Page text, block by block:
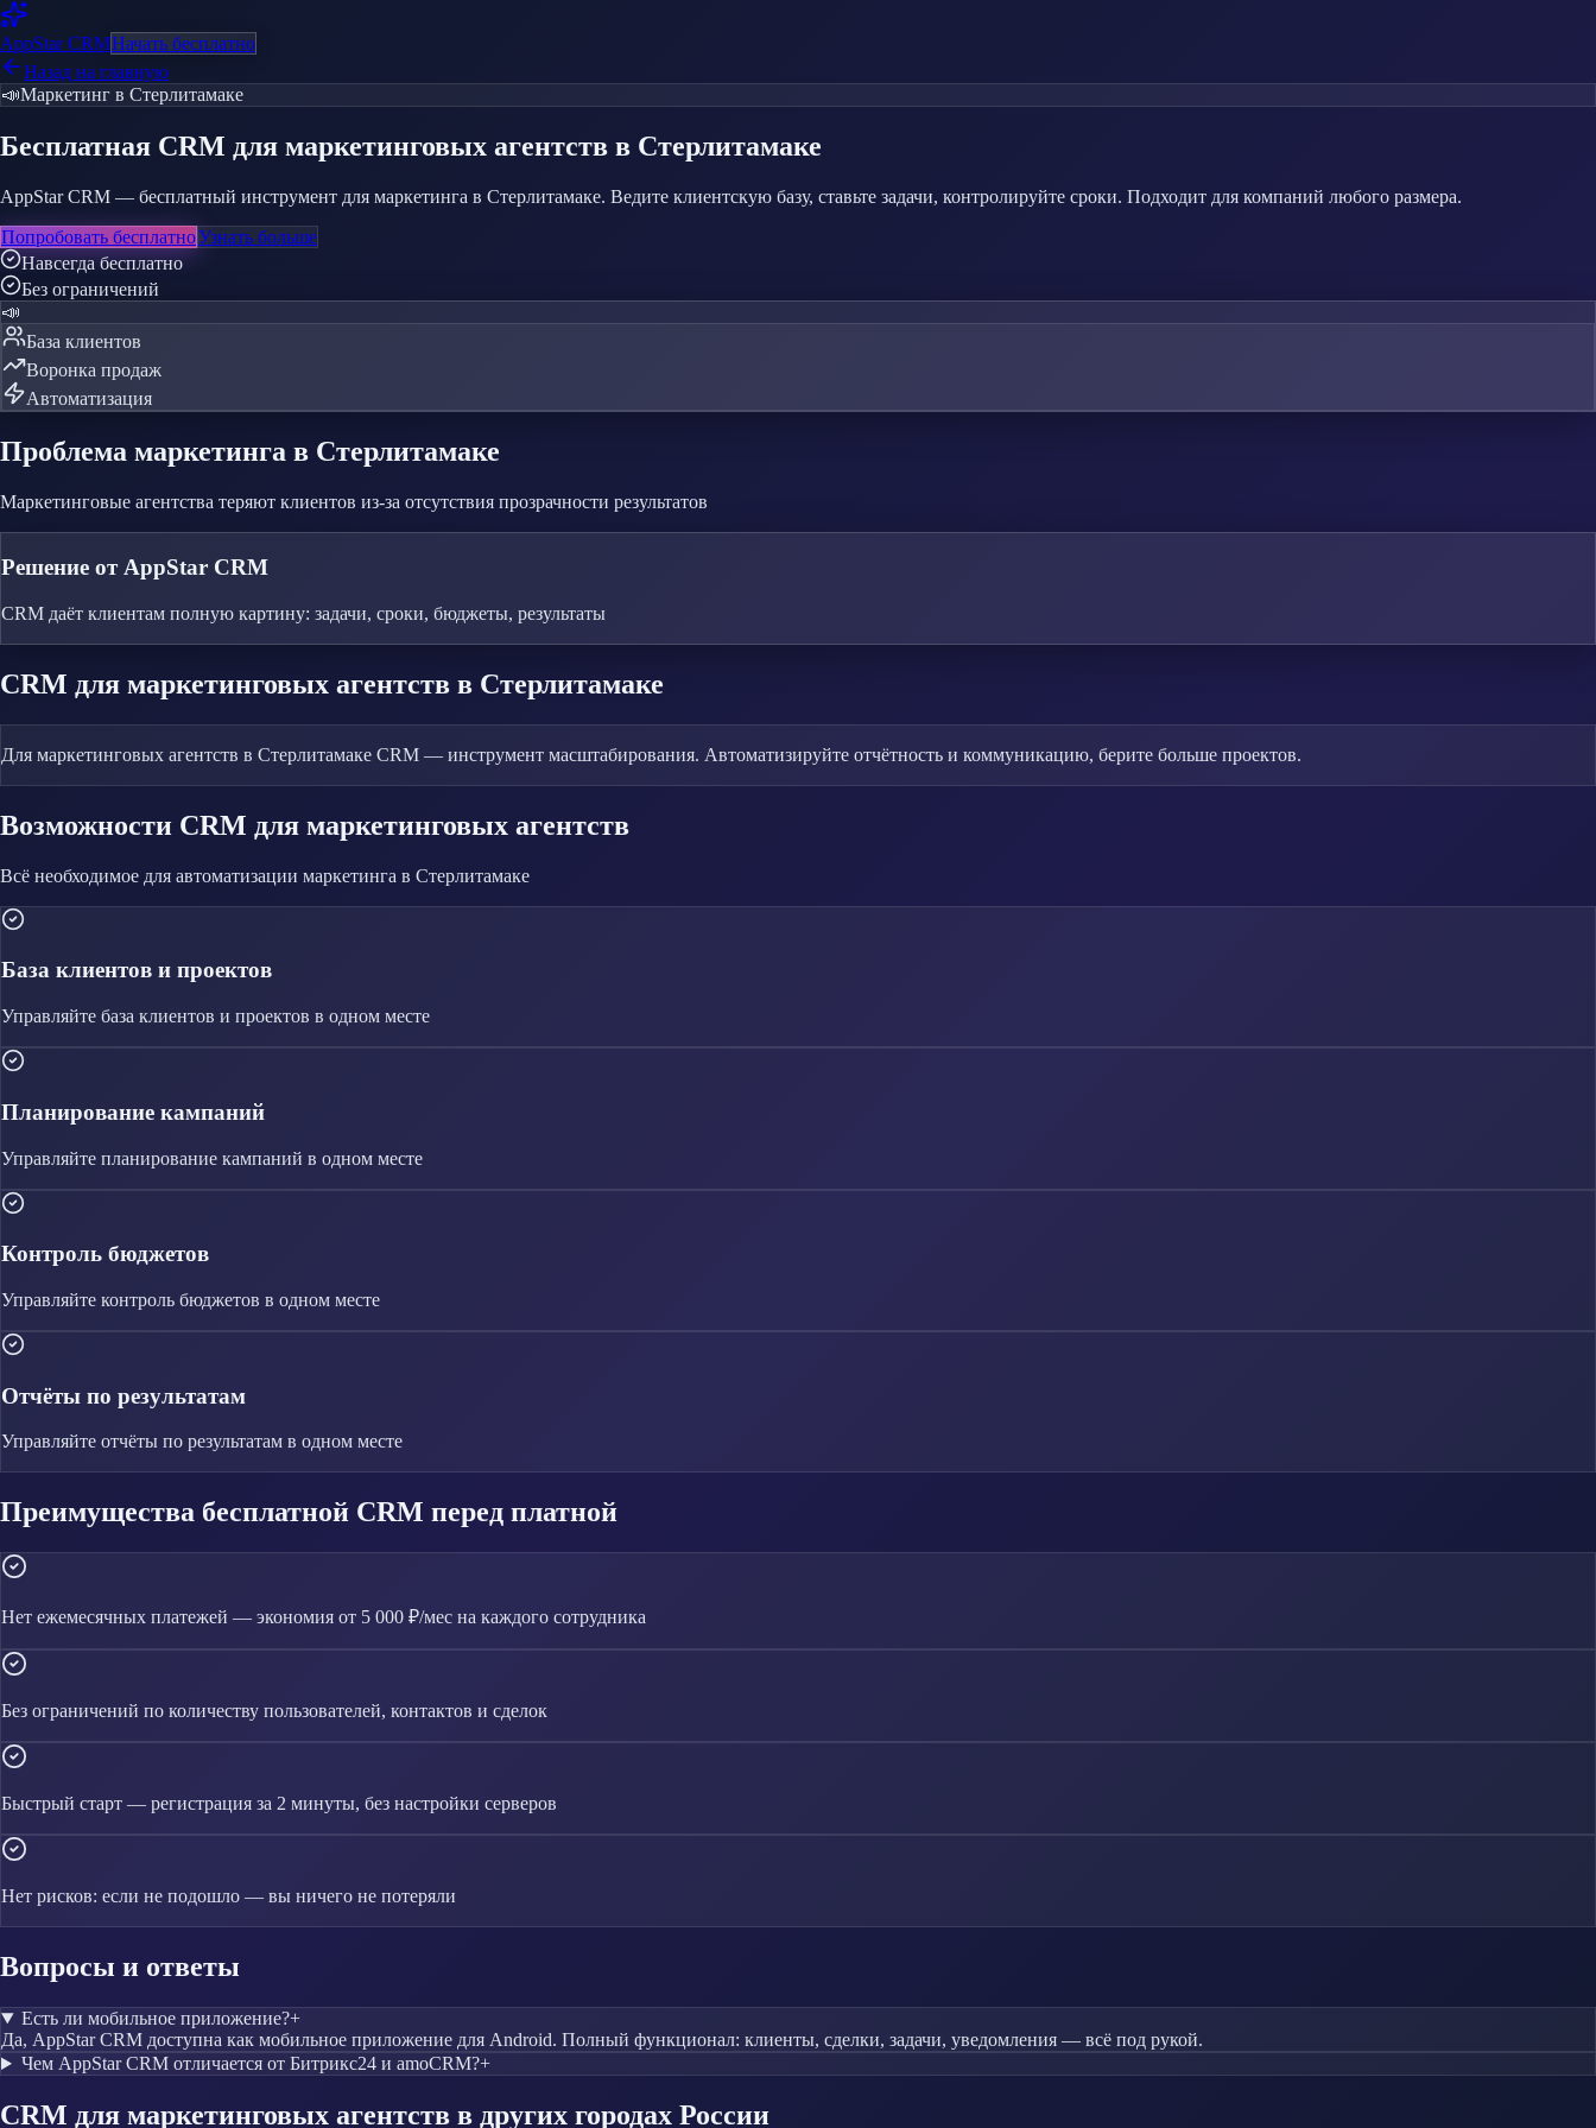
AppStarCRMНачать бесплатно
Назад на главную
📣Маркетинг в Стерлитамаке
Бесплатная CRM для маркетинговых агентств в Стерлитамаке
AppStar CRM — бесплатный инструмент для маркетинга в Стерлитамаке. Ведите клиентскую базу, ставьте задачи, контролируйте сроки. Подходит для компаний любого размера.
Попробовать бесплатноУзнать больше
Навсегда бесплатно
Без ограничений
📣
База клиентов
Воронка продаж
Автоматизация
Проблема маркетинга в Стерлитамаке
Маркетинговые агентства теряют клиентов из-за отсутствия прозрачности результатов
Решение от AppStar CRM
CRM даёт клиентам полную картину: задачи, сроки, бюджеты, результаты
CRM для маркетинговых агентств в Стерлитамаке
Для маркетинговых агентств в Стерлитамаке CRM — инструмент масштабирования. Автоматизируйте отчётность и коммуникацию, берите больше проектов.
Возможности CRM для маркетинговых агентств
Всё необходимое для автоматизации маркетинга в Стерлитамаке
База клиентов и проектов
Управляйте база клиентов и проектов в одном месте
Планирование кампаний
Управляйте планирование кампаний в одном месте
Контроль бюджетов
Управляйте контроль бюджетов в одном месте
Отчёты по результатам
Управляйте отчёты по результатам в одном месте
Преимущества бесплатной CRM перед платной
Нет ежемесячных платежей — экономия от 5 000 ₽/мес на каждого сотрудника
Без ограничений по количеству пользователей, контактов и сделок
Быстрый старт — регистрация за 2 минуты, без настройки серверов
Нет рисков: если не подошло — вы ничего не потеряли
Вопросы и ответы
Есть ли мобильное приложение?+
Да, AppStar CRM доступна как мобильное приложение для Android. Полный функционал: клиенты, сделки, задачи, уведомления — всё под рукой.
Чем AppStar CRM отличается от Битрикс24 и amoCRM?+
CRM для маркетинговых агентств в других городах России